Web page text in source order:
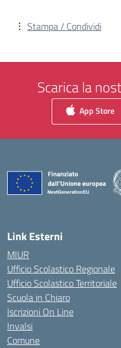
Stampa / Condividi
Scarica la
App Store
Link Esterni
MIUR
Ufficio Scolastico Regionale
Ufficio Scolastico Territoriale
Scuola in Chiaro
Iscrizioni On Line
Invalsi
Comune